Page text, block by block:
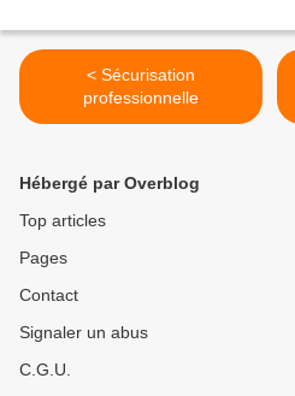
< Sécurisation
professionnelle
Hébergé par Overblog
Top articles
Pages
Contact
Signaler un abus
C.G.U.